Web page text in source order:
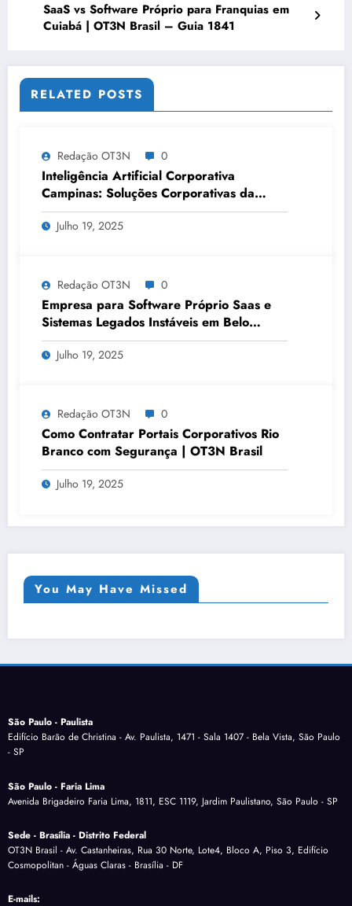
SaaS vs Software Próprio para Franquias em
Cuiabá | OT3N Brasil – Guia 1841
RELATED POSTS
Redação OT3N 0
Inteligência Artificial Corporativa
Campinas: Soluções Corporativas da
OT3N Brasil – Guia 3083
Julho 19, 2025
Redação OT3N 0
Empresa para Software Próprio Saas e
Sistemas Legados Instáveis em Belo
Horizonte | OT3N Brasil – Guia 3449
Julho 19, 2025
Redação OT3N 0
Como Contratar Portais Corporativos Rio
Branco com Segurança | OT3N Brasil
Julho 19, 2025
You May Have Missed
São Paulo - Paulista
Edifício Barão de Christina - Av. Paulista, 1471 - Sala 1407 - Bela Vista, São Paulo
- SP
São Paulo - Faria Lima
Avenida Brigadeiro Faria Lima, 1811, ESC 1119, Jardim Paulistano, São Paulo - SP
Sede - Brasília - Distrito Federal
OT3N Brasil - Av. Castanheiras, Rua 30 Norte, Lote4, Bloco A, Piso 3, Edifício
Cosmopolitan - Águas Claras - Brasília - DF
E-mails: